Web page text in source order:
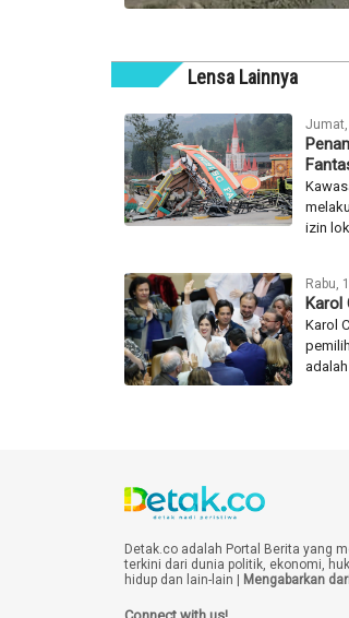
Lensa Lainnya
izin
Rabu,
Karol
Karol
Detak.co adalah Portal Berita yang
terkini dari dunia politik, ekonomi,
hidup dan lain-lain | Mengabarkan